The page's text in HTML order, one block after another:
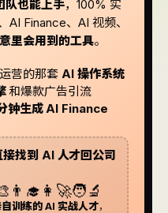
队也能上手，100% 实
Finance、AI 视频、
里会用到的工具。
营的那套 AI 操作系统
和爆款广告引流
钟生成 AI Finance
找到 AI 人才回公司
训练的 AI 实战人才，